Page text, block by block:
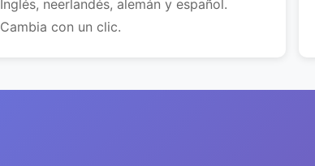
Inglés, neerlandés, alemán y español.
Cambia con un clic.